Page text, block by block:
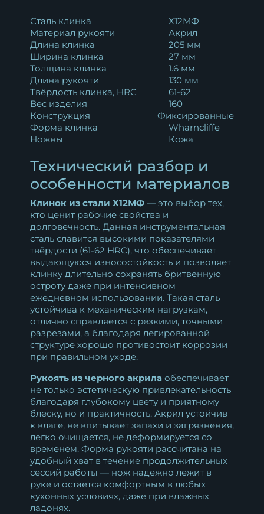
Нож Шеф № 15 сталь 95Х18
рукоять...
11 253
Кухонный нож Шеф № 15
сталь Х12МФ...
Кухонный нож Шеф № 15
13 123₽
Кухонный нож Шеф № 15
сталь Х12МФ...
13 123₽
Кухонный нож Шеф № 15
сталь Х12МФ...
13 123₽
Кухонный нож Шеф № 15
сталь Х12МФ...
13 123₽
Кухонный нож Шеф № 15
11 253₽
Кухонный нож Шеф № 15
сталь 95Х18...
11 253₽
Кухонный нож Шеф № 15
сталь 95Х18...
11 253 ₽
Сталь клинка
Х12МФ
Материал рукояти
Акрил
Длина клинка
205 мм
Ширина клинка
27 мм
Толщина клинка
1.6 мм
Длина рукояти
130 мм
Твёрдость клинка, HRC
61-62
Вес изделия
160
Конструкция
Фиксированные
Форма клинка
Wharncliffe
Ножны
Кожа
Технический разбор и
особенности материалов
Клинок из стали Х12МФ — это выбор тех,
кто ценит рабочие свойства и
долговечность. Данная инструментальная
сталь славится высокими показателями
твёрдости (61-62 HRC), что обеспечивает
выдающуюся износостойкость и позволяет
клинку длительно сохранять бритвенную
остроту даже при интенсивном
ежедневном использовании. Такая сталь
устойчива к механическим нагрузкам,
отлично справляется с резкими, точными
разрезами, а благодаря легированной
структуре хорошо противостоит коррозии
при правильном уходе.
Рукоять из черного акрила обеспечивает
не только эстетическую привлекательность
благодаря глубокому цвету и приятному
блеску, но и практичность. Акрил устойчив
к влаге, не впитывает запахи и загрязнения,
легко очищается, не деформируется со
временем. Форма рукояти рассчитана на
удобный хват в течение продолжительных
сессий работы — нож надежно лежит в
руке и остается комфортным в любых
кухонных условиях, даже при влажных
ладонях.